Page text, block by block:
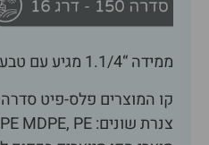
ממידה “1.1/4 מגיע עם טבעת חיזוק.
צנרת שונים: LDPE, HDPE MDPE, PE.